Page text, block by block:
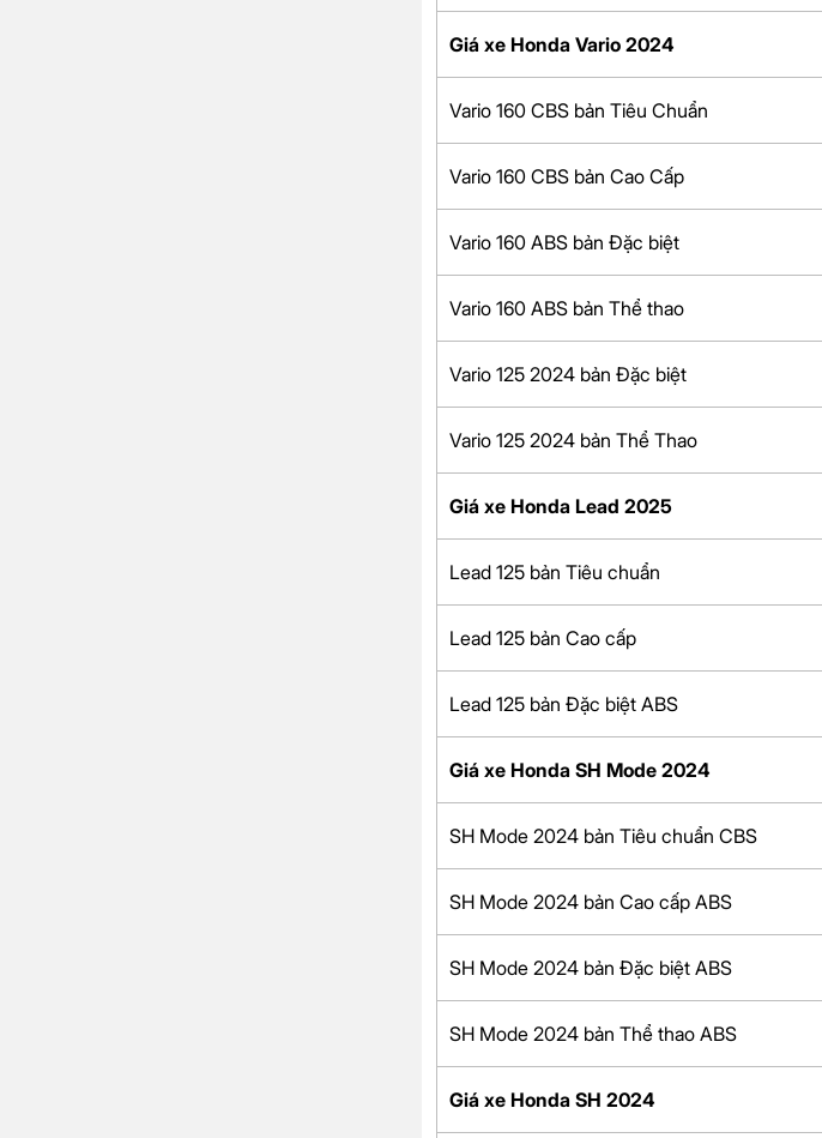
Giá xe Honda Vario 2024
Vario 160 CBS bản Tiêu Chuẩn
Vario 160 CBS bản Cao Cấp
Vario 160 ABS bản Đặc biệt
Vario 160 ABS bản Thể thao
Vario 125 2024 bản Đặc biệt
Vario 125 2024 bản Thể Thao
Giá xe Honda Lead 2025
Lead 125 bản Tiêu chuẩn
Lead 125 bản Cao cấp
Lead 125 bản Đặc biệt ABS
Giá xe Honda SH Mode 2024
SH Mode 2024 bản Tiêu chuẩn CBS
SH Mode 2024 bản Cao cấp ABS
SH Mode 2024 bản Đặc biệt ABS
SH Mode 2024 bản Thể thao ABS
Giá xe Honda SH 2024